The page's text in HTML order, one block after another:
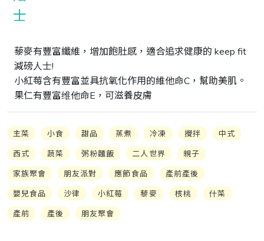
藜麥有豐富纖維，增加飽肚感，適合追求健康的 keep fit
減磅人士!
小紅莓含有豐富並具抗氧化作用的維他命C，幫助美肌。
果仁有豐富维他命E，可滋養皮膚
主菜 小食 甜品 蒸煮 冷凍 攪拌
中式
西式
蔬菜 粥粉麵飯 二人世界
親子
家族聚會
朋友派對 應節食品
產前產後
嬰兒食品
沙律 小紅莓 藜麥 核桃
什菜
產前
產後 朋友聚會